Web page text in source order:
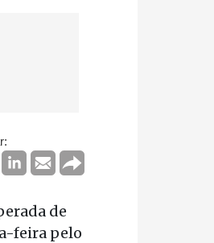
de
feira pelo